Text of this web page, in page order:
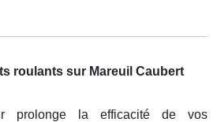
roulants sur Mareuil Caubert
prolonge la efficacité de vos